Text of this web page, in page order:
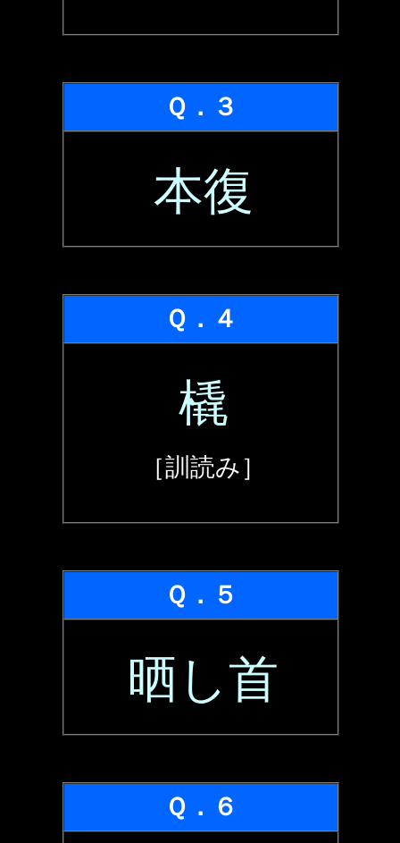
Ｑ．３
本復
Ｑ．４
橇
［訓読み］
Ｑ．５
晒し首
Ｑ．６